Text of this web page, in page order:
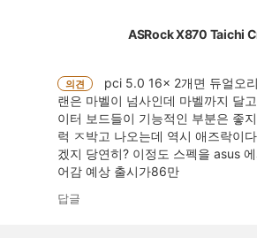
ASRock X870 Taichi
의견
pci 5.0 16x 2개면 듀얼오
랜은 마벨이 넘사인데 마벨까지 달
이터 보드들이 기능적인 부분은 좋
럭 ㅈ박고 나오는데 역시 애즈락이
겠지 당연히? 이정도 스펙을 asus
어감 예상 출시가86만
답글